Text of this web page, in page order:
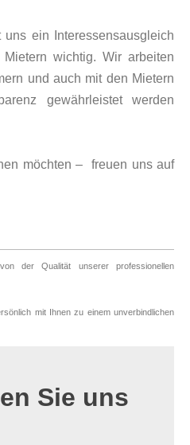
ein Interessensausgleich
wichtig. Wir arbeiten
und auch mit den Mietern
gewährleistet werden
möchten – freuen uns auf
der Qualität unserer professionellen
mit Ihnen zu einem unverbindlichen
Sie uns